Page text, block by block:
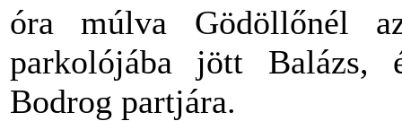
óra múlva Gödöllőnél
parkolójába jött Balázs,
Bodrog partjára.